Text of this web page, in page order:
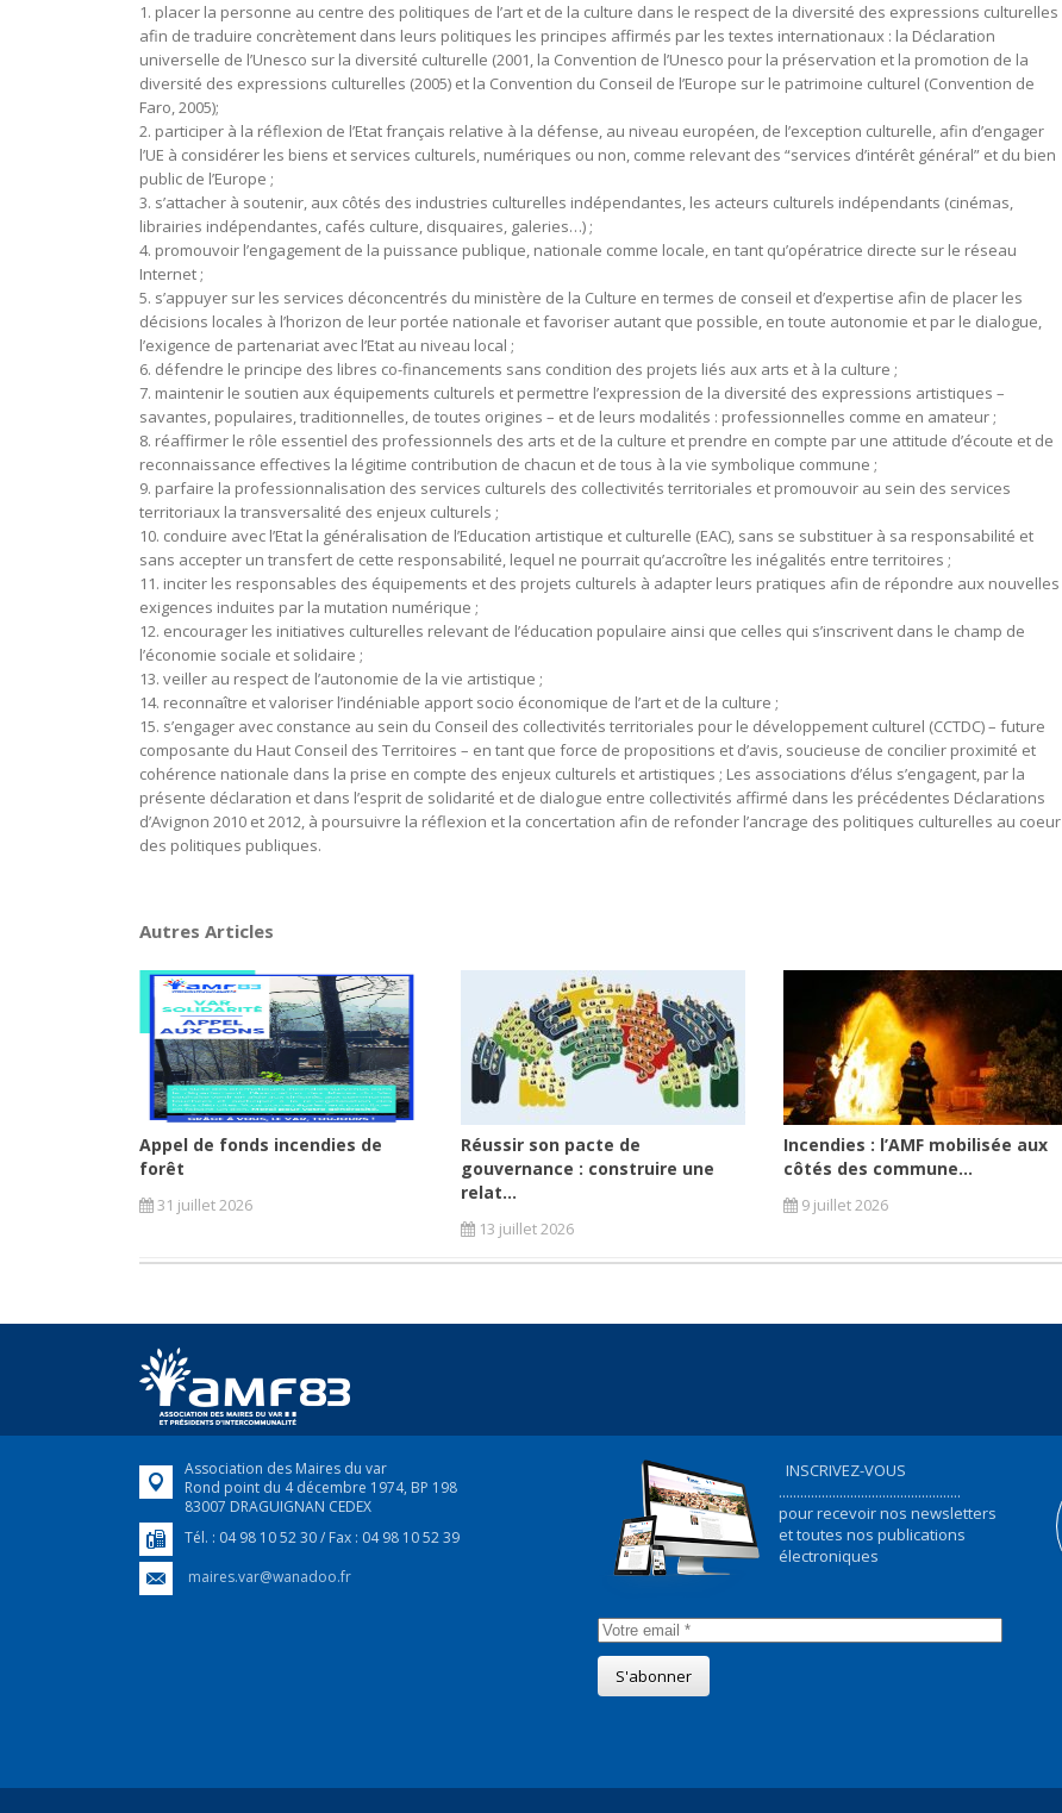
1. placer la personne au centre des politiques de l’art et de la culture dans le respect de la diversité des expressions culturelles
afin de traduire concrètement dans leurs politiques les principes affirmés par les textes internationaux : la Déclaration
universelle de l’Unesco sur la diversité culturelle (2001, la Convention de l’Unesco pour la préservation et la promotion de la
diversité des expressions culturelles (2005) et la Convention du Conseil de l’Europe sur le patrimoine culturel (Convention de
Faro, 2005);
2. participer à la réflexion de l’Etat français relative à la défense, au niveau européen, de l’exception culturelle, afin d’engager
l’UE à considérer les biens et services culturels, numériques ou non, comme relevant des “services d’intérêt général” et du bien
public de l’Europe ;
3. s’attacher à soutenir, aux côtés des industries culturelles indépendantes, les acteurs culturels indépendants (cinémas,
librairies indépendantes, cafés culture, disquaires, galeries…) ;
4. promouvoir l’engagement de la puissance publique, nationale comme locale, en tant qu’opératrice directe sur le réseau
Internet ;
5. s’appuyer sur les services déconcentrés du ministère de la Culture en termes de conseil et d’expertise afin de placer les
décisions locales à l’horizon de leur portée nationale et favoriser autant que possible, en toute autonomie et par le dialogue,
l’exigence de partenariat avec l’Etat au niveau local ;
6. défendre le principe des libres co-financements sans condition des projets liés aux arts et à la culture ;
7. maintenir le soutien aux équipements culturels et permettre l’expression de la diversité des expressions artistiques –
savantes, populaires, traditionnelles, de toutes origines – et de leurs modalités : professionnelles comme en amateur ;
8. réaffirmer le rôle essentiel des professionnels des arts et de la culture et prendre en compte par une attitude d’écoute et de
reconnaissance effectives la légitime contribution de chacun et de tous à la vie symbolique commune ;
9. parfaire la professionnalisation des services culturels des collectivités territoriales et promouvoir au sein des services
territoriaux la transversalité des enjeux culturels ;
10. conduire avec l’Etat la généralisation de l’Education artistique et culturelle (EAC), sans se substituer à sa responsabilité et
sans accepter un transfert de cette responsabilité, lequel ne pourrait qu’accroître les inégalités entre territoires ;
11. inciter les responsables des équipements et des projets culturels à adapter leurs pratiques afin de répondre aux nouvelles
exigences induites par la mutation numérique ;
12. encourager les initiatives culturelles relevant de l’éducation populaire ainsi que celles qui s’inscrivent dans le champ de
l’économie sociale et solidaire ;
13. veiller au respect de l’autonomie de la vie artistique ;
14. reconnaître et valoriser l’indéniable apport socio économique de l’art et de la culture ;
15. s’engager avec constance au sein du Conseil des collectivités territoriales pour le développement culturel (CCTDC) – future
composante du Haut Conseil des Territoires – en tant que force de propositions et d’avis, soucieuse de concilier proximité et
cohérence nationale dans la prise en compte des enjeux culturels et artistiques ; Les associations d’élus s’engagent, par la
présente déclaration et dans l’esprit de solidarité et de dialogue entre collectivités affirmé dans les précédentes Déclarations
d’Avignon 2010 et 2012, à poursuivre la réflexion et la concertation afin de refonder l’ancrage des politiques culturelles au coeur
des politiques publiques.
Autres Articles
Appel de fonds incendies de
forêt
31 juillet 2026
Réussir son pacte de
gouvernance : construire une
relat...
13 juillet 2026
Incendies : l’AMF mobilisée aux
côtés des commune...
9 juillet 2026
Association des Maires du var
Rond point du 4 décembre 1974, BP 198
83007 DRAGUIGNAN CEDEX
Tél. : 04 98 10 52 30 / Fax : 04 98 10 52 39
maires.var@wanadoo.fr
INSCRIVEZ-VOUS
...................................................
pour recevoir nos newsletters
et toutes nos publications
électroniques